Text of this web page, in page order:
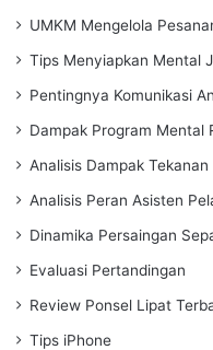
UMKM Mengelola
Tips Menyiapkan Mental
Pentingnya Komunikasi
Dampak Program Mental
Analisis Dampak Tekanan
Analisis Peran Asisten
Dinamika Persaingan
Evaluasi Pertandingan
Review Ponsel Lipat
Tips iPhone